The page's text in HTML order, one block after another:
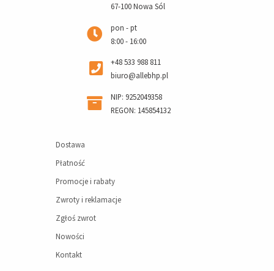
67-100 Nowa Sól
pon - pt
8:00 - 16:00
+48 533 988 811
biuro@allebhp.pl
NIP: 9252049358
REGON: 145854132
Dostawa
Płatność
Promocje i rabaty
Zwroty i reklamacje
Zgłoś zwrot
Nowości
Kontakt